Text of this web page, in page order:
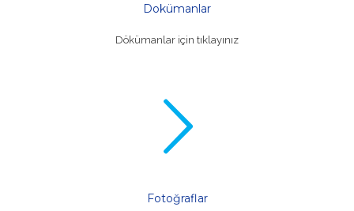
Dokümanlar
Dökümanlar için tıklayınız
Fotoğraflar